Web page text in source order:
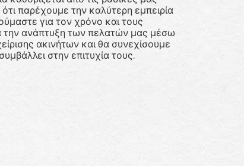
παρέχουμε την καλύτερη εμπειρία
για τον χρόνο και τους
την ανάπτυξη των πελατών μας μέσω
ακινήτων και θα συνεχίσουμε
στην επιτυχία τους.